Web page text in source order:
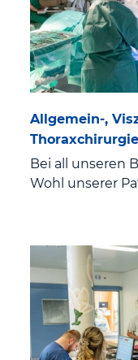
Innere Medizin I
Infektiologie,
Innere Medizin II
Innere III
Institut für
Neurorehabilitation
Notfallmedizin
Orthopädie,
Allgemein-,
Thoraxchirurgie
Bei all unseren
Wohl unserer